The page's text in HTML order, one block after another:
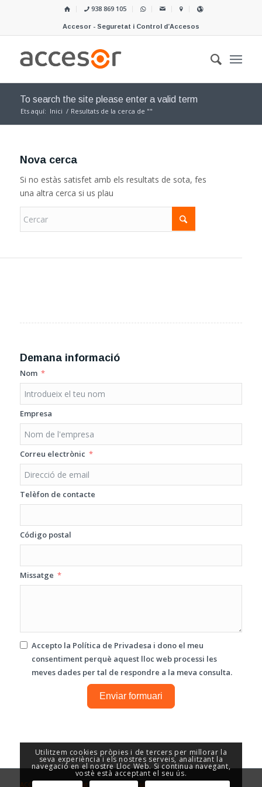
938 869 105
Accesor - Seguretat i Control d’Accesos
To search the site please enter a valid term
Ets aquí: Inici / Resultats de la cerca de ""
Nova cerca
Si no estàs satisfet amb els resultats de sota, fes
una altra cerca si us plau
Demana informació
Nom
Empresa
Correu electrònic
Telèfon de contacte
Código postal
Missatge
Accepto la Política de Privadesa i dono el meu
consentiment perquè aquest lloc web processi les
meves dades per tal de respondre a la meva consulta.
Enviar formuari
ACCESOR - Seguretat i Control d’Accesos
Utilitzem cookies pròpies i de tercers per millorar la
seva experiència i els nostres serveis, analitzant la
navegació en el nostre Lloc Web. Si continua navegant,
vostè està acceptant el seu ús.